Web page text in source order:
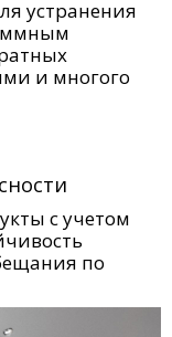
устранения
и многого
с учетом
по